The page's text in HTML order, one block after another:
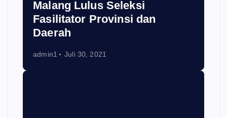
Malang Lulus Seleksi
Fasilitator Provinsi dan
Daerah
admin1 Juli 30, 2021